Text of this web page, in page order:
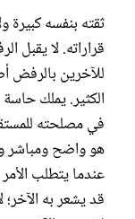
ثقته بنفسه كبيرة
قراراته. لا يقبل
للآخرين بالرفض
الكثير. يملك
في مصلحته
هو واضح
عندما يتطلب
قد يشعر به